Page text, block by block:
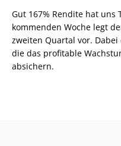
Gut 167% Rendite hat
kommenden Woche legt
zweiten Quartal vor.
die das profitable
absichern.